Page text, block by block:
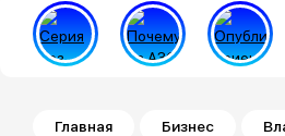
Строка навигации
Главная Бизнес